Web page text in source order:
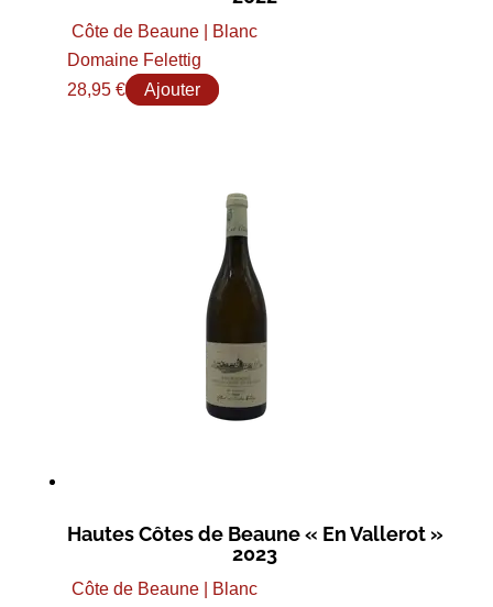
Côte de Beaune | Blanc
Domaine Felettig
28,95 € Ajouter
Hautes Côtes de Beaune « En Vallerot »
2023
Côte de Beaune | Blanc